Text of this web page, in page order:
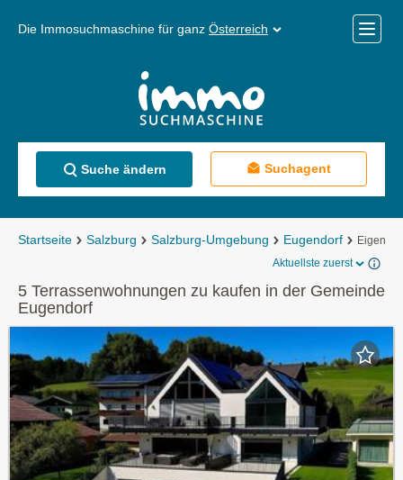
Die Immosuchmaschine für ganz Österreich
Menü
Suche ändern Suchagent
Startseite Salzburg Salzburg-Umgebung Eugendorf
Aktuellste zuerst
5 Terrassenwohnungen zu kaufen in der Gemeinde
Eugendorf